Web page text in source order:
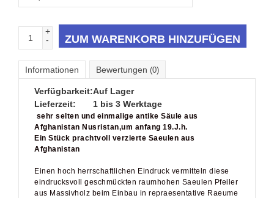
+
-
ZUM WARENKORB HINZUFÜGEN
Informationen Bewertungen (0)
Verfügbarkeit:Auf Lager
Lieferzeit:
1 bis 3 Werktage
sehr selten und einmalige antike Säule aus
Afghanistan Nusristan,um anfang 19.J.h.
Ein Stück prachtvoll verzierte Saeulen aus
Afghanistan
Einen hoch herrschaftlichen Eindruck vermitteln diese
eindrucksvoll geschmückten raumhohen Saeulen Pfeiler
aus Massivholz beim Einbau in repraesentative Raeume